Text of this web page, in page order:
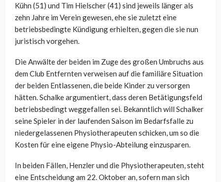
Kühn (51) und Tim Hielscher (41) sind jeweils länger als
zehn Jahre im Verein gewesen, ehe sie zuletzt eine
betriebsbedingte Kündigung erhielten, gegen die sie nun
juristisch vorgehen.
Die Anwälte der beiden im Zuge des großen Umbruchs aus
dem Club Entfernten verweisen auf die familiäre Situation
der beiden Entlassenen, die beide Kinder zu versorgen
hätten. Schalke argumentiert, dass deren Betätigungsfeld
betriebsbedingt weggefallen sei. Bekanntlich will Schalker
seine Spieler in der laufenden Saison im Bedarfsfalle zu
niedergelassenen Physiotherapeuten schicken, um so die
Kosten für eine eigene Physio-Abteilung einzusparen.
In beiden Fällen, Henzler und die Physiotherapeuten, steht
eine Entscheidung am 22. Oktober an, sofern man sich